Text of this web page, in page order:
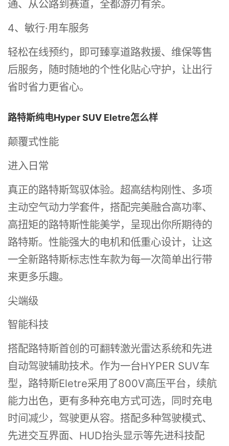
通、从公路到赛道，全都游刃有余。
4、敏行·用车服务
轻松在线预约，即可臻享道路救援、维保等售
后服务，随时随地的个性化贴心守护，让出行
省时省力更省心。
路特斯纯电Hyper SUV Eletre怎么样
颠覆式性能
进入日常
真正的路特斯驾驭体验。超高结构刚性、多项
主动空气动力学套件，搭配完美融合高功率、
高扭矩的路特斯性能美学，呈现出你所期待的
路特斯。性能强大的电机和低重心设计，让这
一全新路特斯标志性车款为每一次简单出行带
来更多乐趣。
尖端级
智能科技
搭配路特斯首创的可翻转激光雷达系统和先进
自动驾驶辅助技术。作为一台HYPER SUV车
型，路特斯Eletre采用了800V高压平台，续航
能力出色，更有多种充电方式可选，同时充电
时间减少，驾驶更从容。搭配多种驾驶模式、
先进交互界面、HUD抬头显示等先进科技配